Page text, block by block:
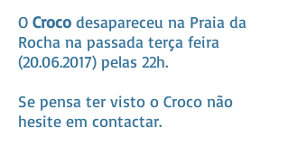
O Croco desapareceu na Praia da
Rocha na passada terça feira
(20.06.2017) pelas 22h.
Se pensa ter visto o Croco não
hesite em contactar.